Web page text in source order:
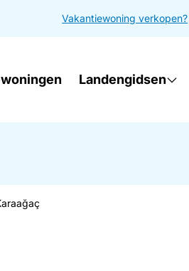
Vakantiewoning verkopen?
Landengidsen